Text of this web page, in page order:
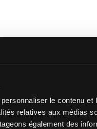
le contenu et
relatives aux médias
également des